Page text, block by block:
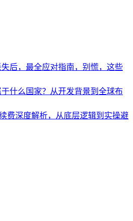
失后，最全应对指南，别慌，这些
于什么国家？从开发背景到全球布
费深度解析，从底层逻辑到实操避